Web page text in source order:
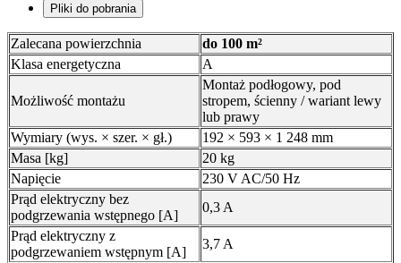
Pliki do pobrania
Zalecana powierzchnia
do 100 m²
Klasa energetyczna
A
Możliwość montażu
Montaż podłogowy, pod
stropem, ścienny / wariant lewy
lub prawy
Wymiary (wys. × szer. × gł.)
192 × 593 × 1 248 mm
Masa [kg]
20 kg
Napięcie
230 V AC/50 Hz
Prąd elektryczny bez
podgrzewania wstępnego [A]
0,3 A
Prąd elektryczny z
podgrzewaniem wstępnym [A]
3,7 A